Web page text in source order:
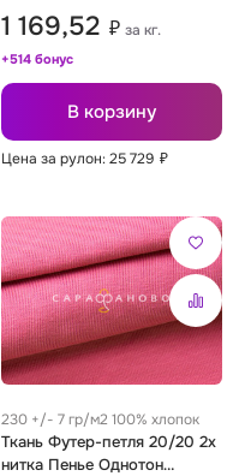
1 169,52 ₽ за кг.
+514 бонус
В корзину
Цена за рулон: 25 729 ₽
230 +/- 7 гр/м2 100% хлопок
Ткань Футер-петля 20/20 2х
нитка Пенье Однотон